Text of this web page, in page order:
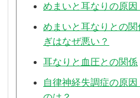
めまいと耳なりの原
めまいと耳なりとの
ぎはなぜ悪い？
耳なりと血圧との関係
自律神経失調症の原